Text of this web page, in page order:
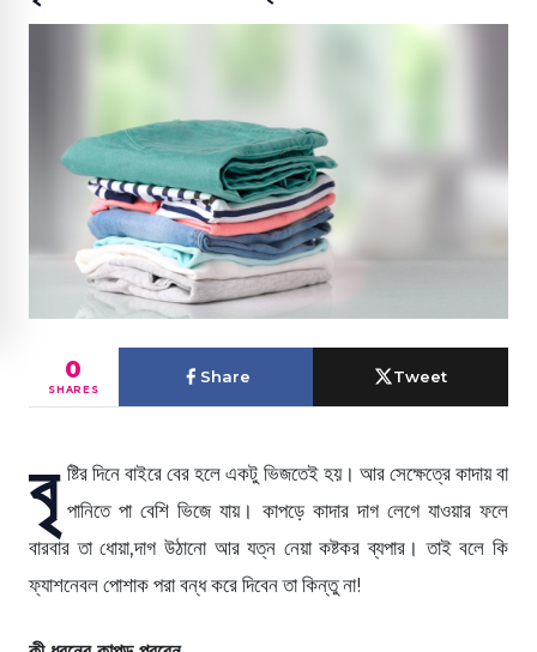
0
SHARES
Share Tweet
বৃ ষ্টির দিনে বাইরে বের হলে একটু ভিজতেই হয়। আর সেক্ষেত্রে কাদায় বা
পানিতে পা বেশি ভিজে যায়। কাপড়ে কাদার দাগ লেগে যাওয়ার ফলে
বারবার তা ধোয়া,দাগ উঠানো আর যত্ন নেয়া কষ্টকর ব্যপার। তাই বলে কি
ফ্যাশনেবল পোশাক পরা বন্ধ করে দিবেন তা কিন্তু না!